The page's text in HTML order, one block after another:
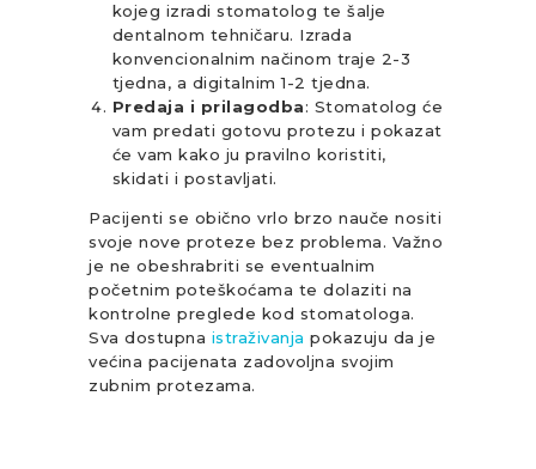
kojeg izradi stomatolog te šalje
dentalnom tehničaru. Izrada
konvencionalnim načinom traje 2-3
tjedna, a digitalnim 1-2 tjedna.
Predaja i prilagodba: Stomatolog će
vam predati gotovu protezu i pokazat
će vam kako ju pravilno koristiti,
skidati i postavljati.
Pacijenti se obično vrlo brzo nauče nositi
svoje nove proteze bez problema. Važno
je ne obeshrabriti se eventualnim
početnim poteškoćama te dolaziti na
kontrolne preglede kod stomatologa.
Sva dostupna istraživanja pokazuju da je
većina pacijenata zadovoljna svojim
zubnim protezama.